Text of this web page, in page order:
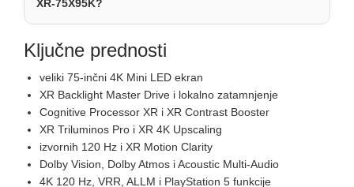
XR-75X95K?
Ključne prednosti
veliki 75-inčni 4K Mini LED ekran
XR Backlight Master Drive i lokalno zatamnjenje
Cognitive Processor XR i XR Contrast Booster
XR Triluminos Pro i XR 4K Upscaling
izvornih 120 Hz i XR Motion Clarity
Dolby Vision, Dolby Atmos i Acoustic Multi-Audio
4K 120 Hz, VRR, ALLM i PlayStation 5 funkcije